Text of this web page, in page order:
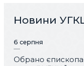
Новини
6 серпня
Обрано